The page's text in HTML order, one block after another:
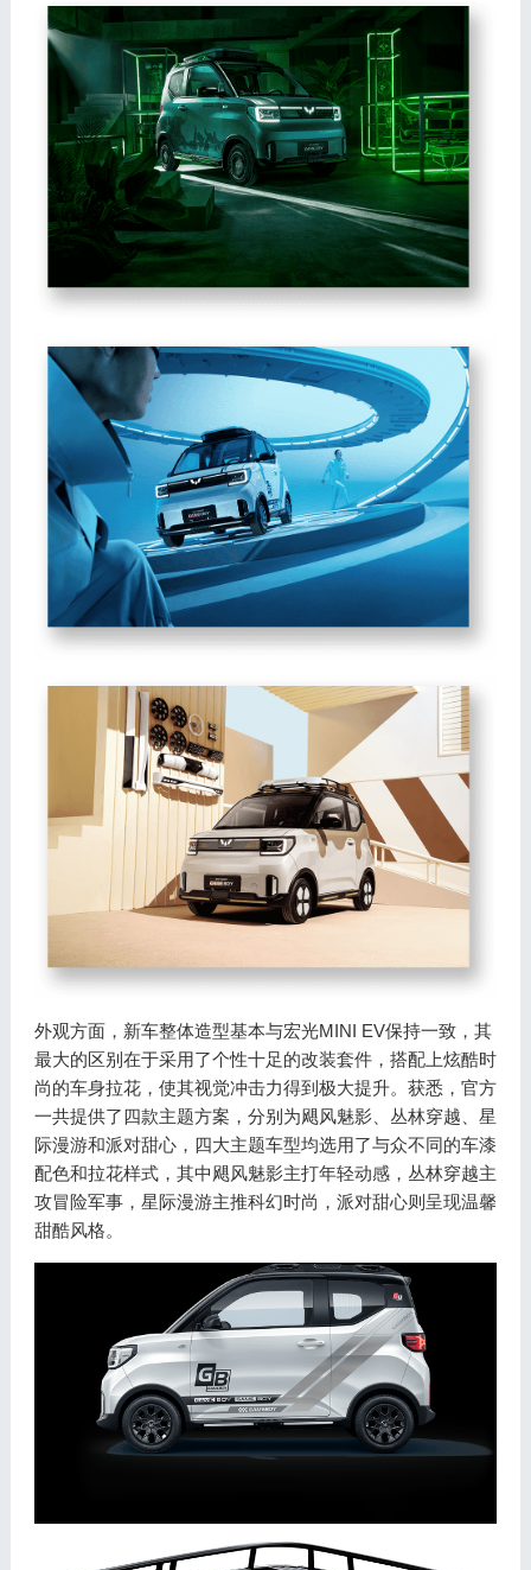
外观方面，新车整体造型基本与宏光MINI EV保持一致，其
最大的区别在于采用了个性十足的改装套件，搭配上炫酷时
尚的车身拉花，使其视觉冲击力得到极大提升。获悉，官方
一共提供了四款主题方案，分别为飓风魅影、丛林穿越、星
际漫游和派对甜心，四大主题车型均选用了与众不同的车漆
配色和拉花样式，其中飓风魅影主打年轻动感，丛林穿越主
攻冒险军事，星际漫游主推科幻时尚，派对甜心则呈现温馨
甜酷风格。